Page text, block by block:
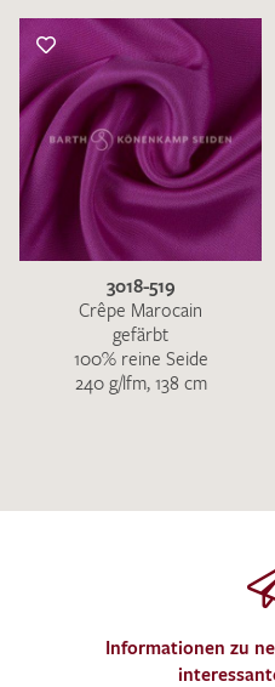
3018-519
Crêpe Marocain
gefärbt
100% reine Seide
240 g/lfm, 138 cm
Informationen zu